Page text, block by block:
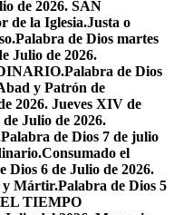
de 2026. SAN
de la Iglesia.Justa o
Palabra de Dios martes
Julio de 2026.
Palabra de Dios
y Patrón de
2026. Jueves XIV de
Julio de 2026.
Palabra de Dios 7 de julio
Consumado el
Dios 6 de Julio de 2026.
y Mártir.Palabra de Dios 5
TIEMPO